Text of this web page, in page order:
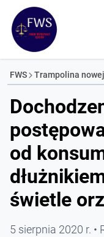
FWS Trampolina
od
świetle
5 sierpnia 2020 r.